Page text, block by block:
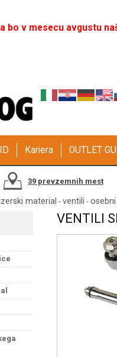
bo v mesecu avgustu
Kariera OUTLET
39 prevzemnih mest
material - ventili - osebni
VENTILI